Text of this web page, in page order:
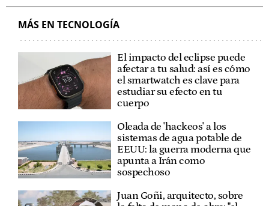
MÁS EN TECNOLOGÍA
El impacto del eclipse puede
afectar a tu salud: así es cómo
el smartwatch es clave para
estudiar su efecto en tu
cuerpo
Oleada de 'hackeos' a los
sistemas de agua potable de
EEUU: la guerra moderna que
apunta a Irán como
sospechoso
Juan Goñi, arquitecto, sobre